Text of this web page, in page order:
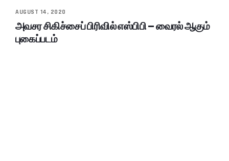
AUGUST 14, 2020
அவசர சிகிச்சைப் பிரிவில் எஸ்பிபி – வைரல் ஆகும்
புகைப்படம்